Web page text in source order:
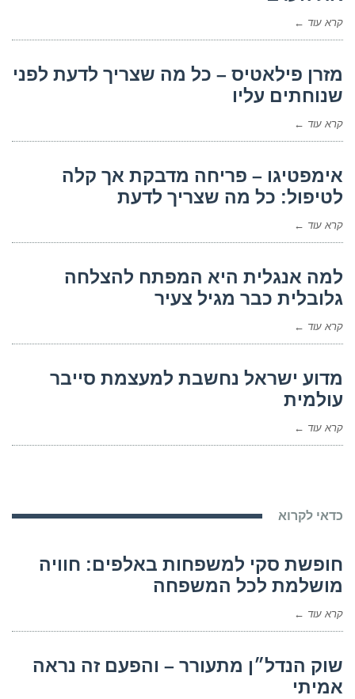
קרא עוד ←
מזרן פילאטיס – כל מה שצריך לדעת לפני
שנוחתים עליו
קרא עוד ←
אימפטיגו – פריחה מדבקת אך קלה
לטיפול: כל מה שצריך לדעת
קרא עוד ←
למה אנגלית היא המפתח להצלחה
גלובלית כבר מגיל צעיר
קרא עוד ←
מדוע ישראל נחשבת למעצמת סייבר
עולמית
קרא עוד ←
כדאי לקרוא
חופשת סקי למשפחות באלפים: חוויה
מושלמת לכל המשפחה
קרא עוד ←
שוק הנדל״ן מתעורר – והפעם זה נראה
אמיתי